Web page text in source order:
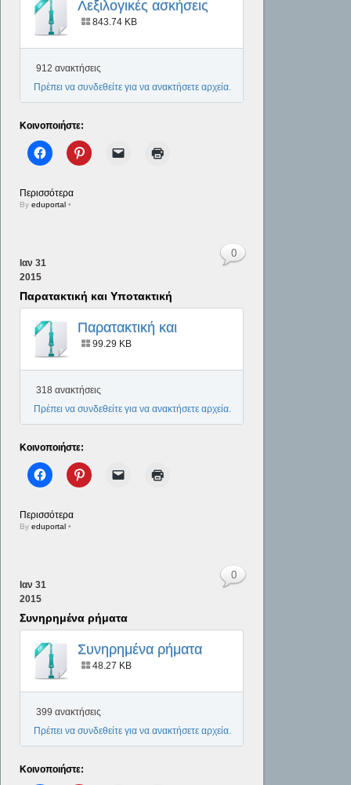
Λεξιλογικές ασκήσεις
Αρχαία - Α΄ Γυμνασίου
843.74 KB
912 ανακτήσεις
Πρέπει να συνδεθείτε για να ανακτήσετε αρχεία.
Κοινοποιήστε:
Περισσότερα
Byeduportal •
Ιαν 31
2015
Παρατακτική και Υποτακτική
Παρατακτική και
Υποτακτική
99.29 KB
318 ανακτήσεις
Πρέπει να συνδεθείτε για να ανακτήσετε αρχεία.
Κοινοποιήστε:
Περισσότερα
Byeduportal •
0
Ιαν 31
2015
Συνηρημένα ρήματα
Συνηρημένα ρήματα
48.27 KB
399 ανακτήσεις
Πρέπει να συνδεθείτε για να ανακτήσετε αρχεία.
Κοινοποιήστε:
0